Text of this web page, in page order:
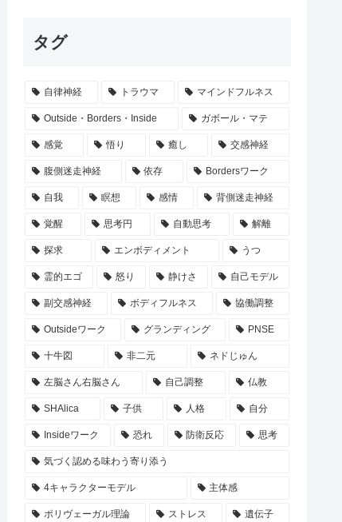
タグ
自律神経 トラウマ マインドフルネス
Outside・Borders・Inside ガボール・マテ
感覚 悟り 癒し 交感神経
腹側迷走神経 依存 Bordersワーク
自我 瞑想 感情 背側迷走神経
覚醒 思考円 自動思考 解離
探求 エンボディメント うつ
霊的エゴ 怒り 静けさ 自己モデル
副交感神経 ボディフルネス 協働調整
Outsideワーク グランディング PNSE
十牛図 非二元 ネドじゅん
左脳さん右脳さん 自己調整 仏教
SHAlica 子供 人格 自分
Insideワーク 恐れ 防衛反応 思考
気づく認める味わう寄り添う
4キャラクターモデル 主体感
ポリヴェーガル理論 ストレス 遺伝子